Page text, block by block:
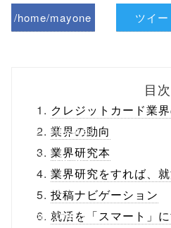
/home/mayone
content/themes
/tapbiz_theme/
parts/sns-
buttons.php on
ツイー
目次
クレジットカード業
業界の動向
業界研究本
業界研究をすれば、
投稿ナビゲーション
就活を「スマート」